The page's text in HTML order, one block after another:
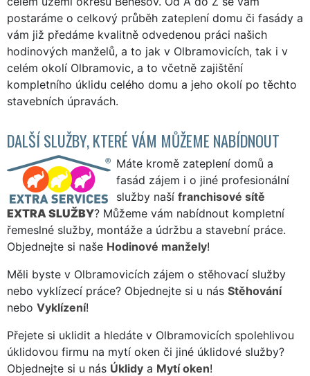
postaráme o celkový průběh zateplení domu či fasády a
vám již předáme kvalitně odvedenou práci našich
hodinových manželů, a to jak v Olbramovicích, tak i v
celém okolí Olbramovic, a to včetně zajištění
kompletního úklidu celého domu a jeho okolí po těchto
stavebních úpravách.
DALŠÍ SLUŽBY, KTERÉ VÁM MŮŽEME NABÍDNOUT
Máte kromě zateplení domů a
fasád zájem i o jiné profesionální
služby naší franchisové sítě
EXTRA SLUŽBY? Můžeme vám nabídnout kompletní
řemeslné služby, montáže a údržbu a stavební práce.
Objednejte si naše Hodinové manžely!
Měli byste v Olbramovicích zájem o stěhovací služby
nebo vyklízecí práce? Objednejte si u nás Stěhování
nebo Vyklízení!
Přejete si uklidit a hledáte v Olbramovicích spolehlivou
úklidovou firmu na mytí oken či jiné úklidové služby?
Objednejte si u nás Úklidy a Mytí oken!